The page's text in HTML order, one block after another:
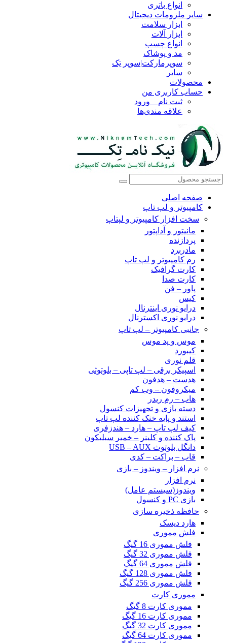
انواع باتری
سایر ملزومات دیجیتال
ابزار سلامت
ابزار آلات
انواع چسب
مد و پوشاک
سوپرمارکت|سوپر تِک
سایر
محصولات
حساب کاربری من
ثبت نام _ ورود
علاقه مندی‌ها
صفحه اصلی
کامپیوتر و‌‌‌‌‌ لپ تاپ
سخت افزار کامپیوتر و لپتاپ
مانیتور و آداپتور
پردازنده
مادربرد
رم کامپیوتر و لپ تاپ
کارت گرافیک
کارت صدا
پاور – فن
کیس
درایو نوری اینترنال
درایو نوری اکسترنال
جانبی کامپیوتر – لپ تاپ
موس و پد موس
کیبورد
قلم نوری
اسپیکر برقی – لپ تاپی – بلوتوثی
هدست – هدفون
میکروفون – وب کم
هاب – رم ریدر
دسته بازی و تجهیزات کنسول
استند و پایه خنک کننده لپ تاپ
کیف لپ تاپ – هارد – هندزفری
پاک کننده و کلینر – خمیر سیلیکون
دانگل بلوتوث USB – AUX
قاب – براکت – کدی
نرم افزار – ویندوز – بازی
نرم افزار
ویندوز(سیستم عامل)
بازی PC و کنسول
حافظه ذخیره سازی
هارد دیسک
فلش مموری
فلش مموری 16 گیگ
فلش مموری 32 گیگ
فلش مموری 64 گیگ
فلش مموری 128 گیگ
فلش مموری 256 گیگ
مموری کارت
مموری کارت 8 گیگ
مموری کارت 16 گیگ
مموری کارت 32 گیگ
مموری کارت 64 گیگ